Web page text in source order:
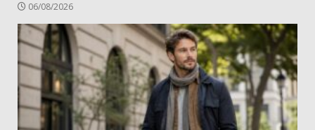
06/08/2026